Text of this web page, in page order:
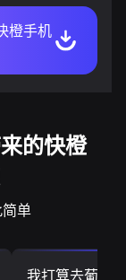
橙手机
的快橙
单
我打算去葡萄